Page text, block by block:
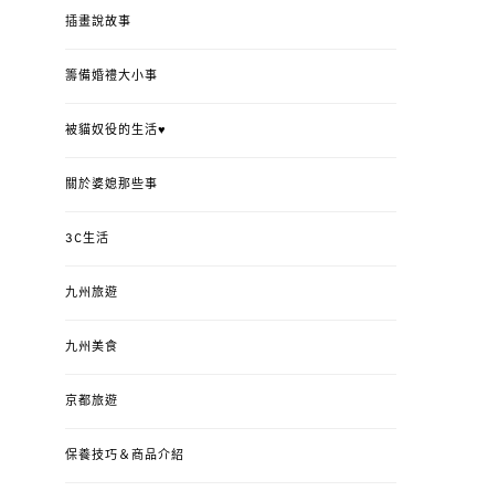
插畫說故事
籌備婚禮大小事
被貓奴役的生活♥
關於婆媳那些事
3C生活
九州旅遊
九州美食
京都旅遊
保養技巧＆商品介紹